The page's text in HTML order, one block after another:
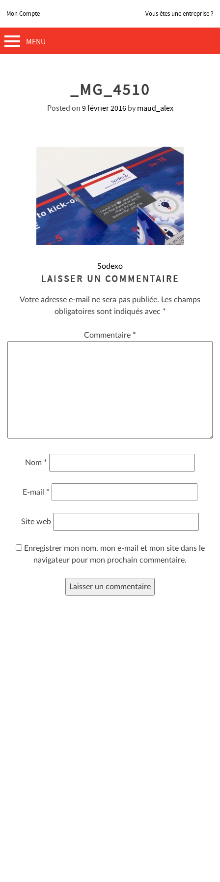
Mon Compte Vous êtes une entreprise ?
MENU
_MG_4510
Posted on 9 février 2016by maud_alex
L’ARTICLE
Sodexo
LAISSER UN COMMENTAIRE
Votre adresse e-mail ne sera pas publiée. Les champs
obligatoires sont indiqués avec *
Commentaire *
Nom *
E-mail *
Site web
Enregistrer mon nom, mon e-mail et mon site dans le
navigateur pour mon prochain commentaire.